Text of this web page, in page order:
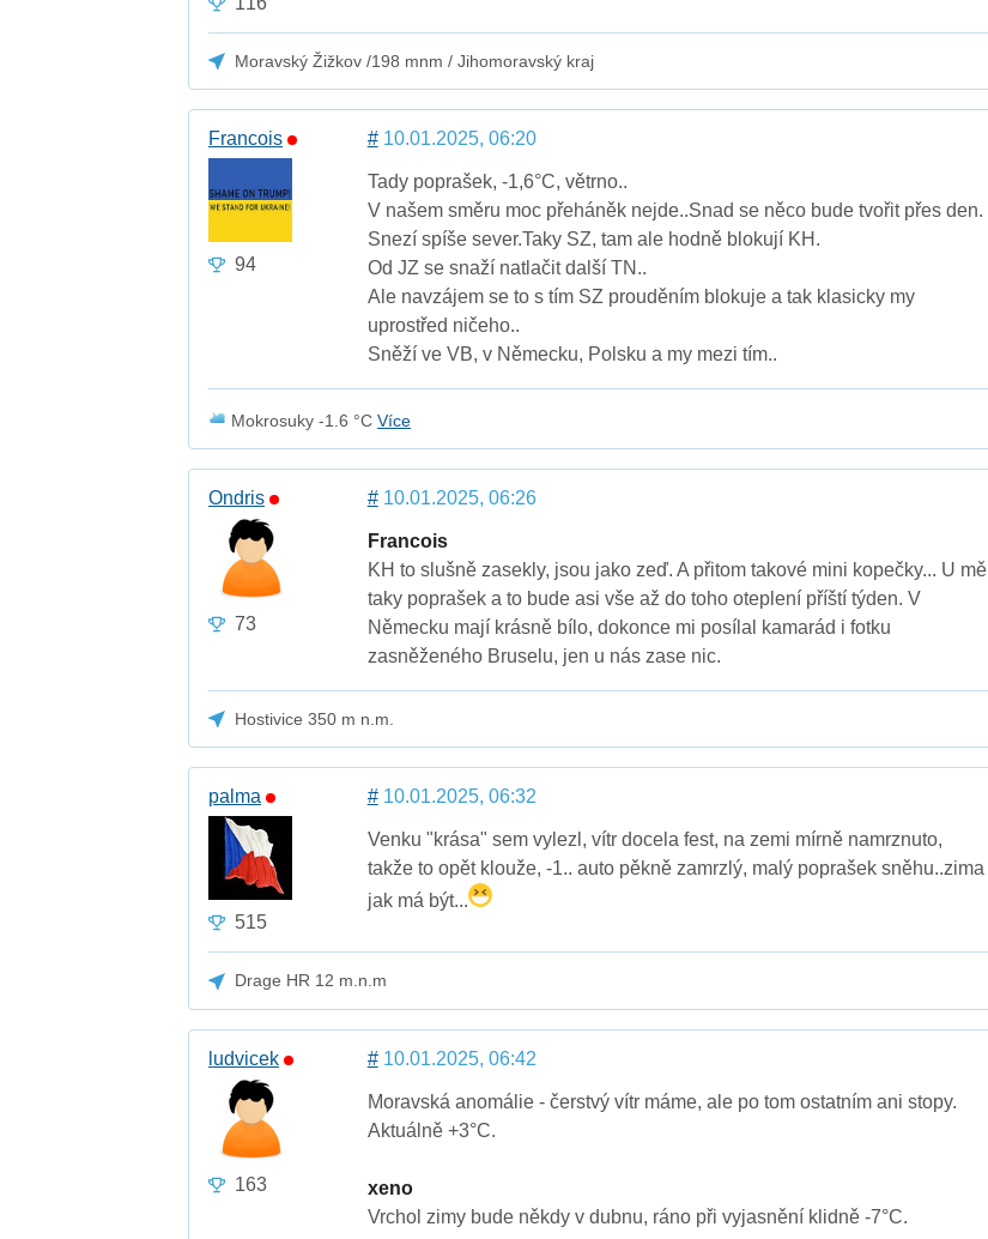
Moravský Žižkov /198 mnm / Jihomoravský kraj
Francois
94
#10.01.2025, 06:20
Tady poprašek, -1,6°C, větrno..
V našem směru moc přeháněk nejde..Snad se něco bude tvořit přes den.
Snezí spíše sever.Taky SZ, tam ale hodně blokují KH.
Od JZ se snaží natlačit další TN..
Ale navzájem se to s tím SZ prouděním blokuje a tak klasicky my
uprostřed ničeho..
Sněží ve VB, v Německu, Polsku a my mezi tím..
Mokrosuky -1.6 °CVíce
Ondris
73
#10.01.2025, 06:26
Francois
KH to slušně zasekly, jsou jako zeď. A přitom takové mini kopečky... U mě
taky poprašek a to bude asi vše až do toho oteplení příští týden. V
Německu mají krásně bílo, dokonce mi posílal kamarád i fotku
zasněženého Bruselu, jen u nás zase nic.
Hostivice 350 m n.m.
palma
515
#10.01.2025, 06:32
Venku "krása" sem vylezl, vítr docela fest, na zemi mírně namrznuto,
takže to opět klouže, -1.. auto pěkně zamrzlý, malý poprašek sněhu..zima
jak má být...
Drage HR 12 m.n.m
ludvicek
163
#10.01.2025, 06:42
Moravská anomálie - čerstvý vítr máme, ale po tom ostatním ani stopy.
Aktuálně +3°C.
xeno
Vrchol zimy bude někdy v dubnu, ráno při vyjasnění klidně -7°C.